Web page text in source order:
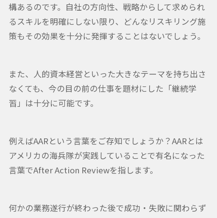
構あるのです。自社の方向性、戦略からして求められ
るスキルを明確にしない限り、どんなリスキリング施
策もその効果を十分に発揮することはないでしょう。
また、人的資本経営といった大きなテーマを持ち出さ
なくても、今の目の前の仕事を題材にした「継続学
習」は十分に可能です。
例えばAARという言葉をご存知でしょうか？AARとは
アメリカの海兵隊が実践していることで有名になった
言葉でAfter Action Reviewを指します。
何かの業務遂行が終わった後で成功・失敗に関わらず